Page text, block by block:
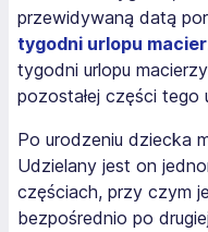
przewidywaną datą
tygodni urlopu
tygodni urlopu
pozostałej części tego
Po urodzeniu dziecka
Udzielany jest on
częściach, przy czym
bezpośrednio po